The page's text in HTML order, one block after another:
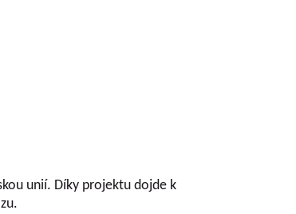
unií. Díky projektu dojde k